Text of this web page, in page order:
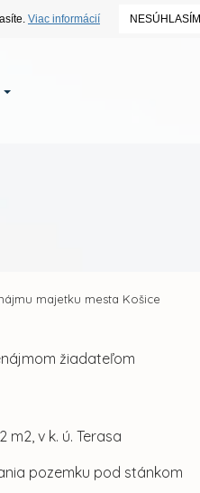
Viac informácií NESÚHLASÍM
majetku mesta Košice
žiadateľom
v k. ú. Terasa
pozemku pod stánkom